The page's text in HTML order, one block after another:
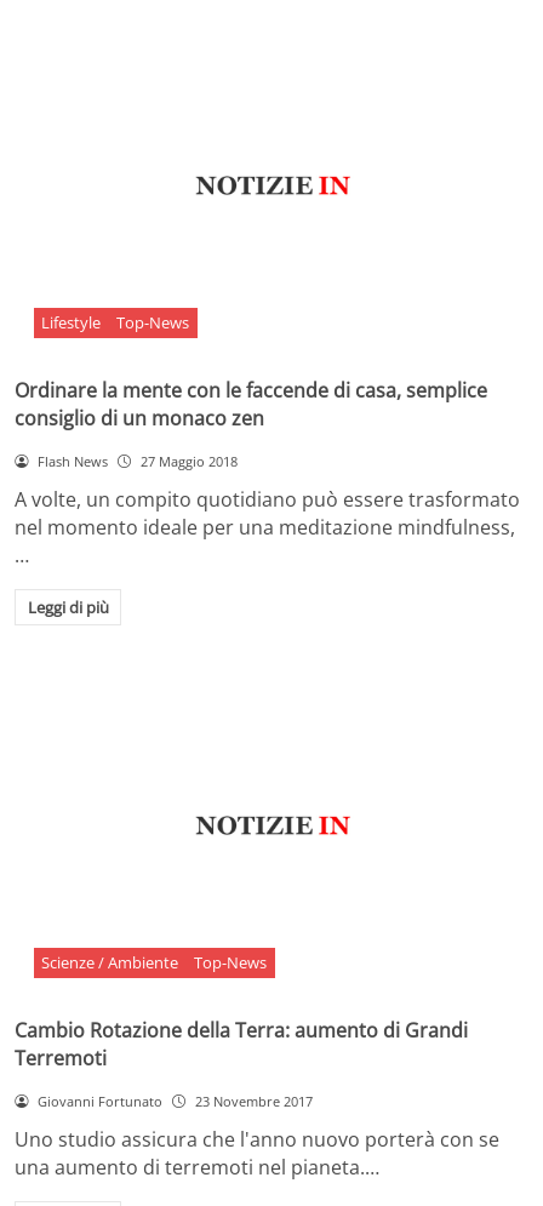
Lifestyle Top-News
Ordinare la mente con le faccende di casa, semplice
consiglio di un monaco zen
Flash News 27 Maggio 2018
A volte, un compito quotidiano può essere trasformato
nel momento ideale per una meditazione mindfulness,
…
Leggi di più
Scienze / Ambiente Top-News
Cambio Rotazione della Terra: aumento di Grandi
Terremoti
Giovanni Fortunato 23 Novembre 2017
Uno studio assicura che l'anno nuovo porterà con se
una aumento di terremoti nel pianeta.…